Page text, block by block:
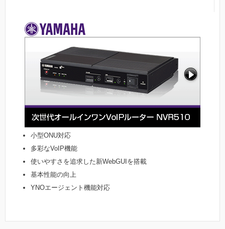
小型ONU対応
多彩なVoIP機能
使いやすさを追求した新WebGUIを搭載
基本性能の向上
YNOエージェント機能対応